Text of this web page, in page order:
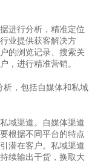
进行分析，精准定位
业提供获客解决方
的浏览记录、搜索关
，进行精准营销。
析，包括自媒体和私域
域渠道。自媒体渠道
根据不同平台的特点
潜在客户。私域渠道
续输出干货，换取大